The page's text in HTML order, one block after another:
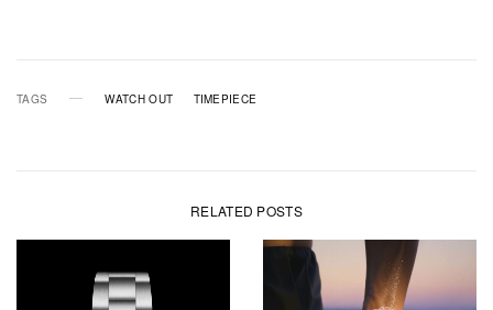
TAGS WATCH OUT TIMEPIECE
RELATED POSTS